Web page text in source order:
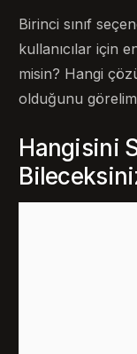
Birinci sınıf
kullanıcılar için
misin? Hangi
olduğunu
Hangisini